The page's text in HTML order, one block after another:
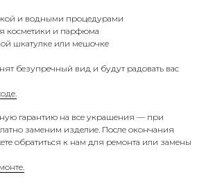
и водными процедурами
косметики и парфюма
шкатулке или мешочке
безупречный вид и будут радовать вас
гарантию на все украшения — при
заменим изделие. После окончания
обратиться к нам для ремонта или замены